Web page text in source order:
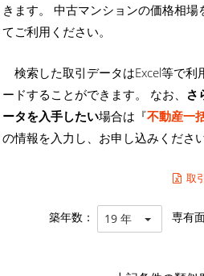
きます。 中古マンションの価格相
てご利用ください。
検索した取引データはExcel等で利
ードすることができます。 なお、 さ
ータを入手したい場合は『不動産一
の情報を入力し、お申し込みください
取
築年数： 19 年 専有